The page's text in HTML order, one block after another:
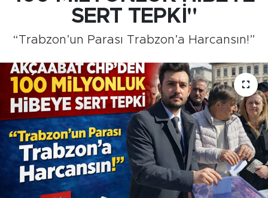
SERT TEPKİ"
“Trabzon’un Parası Trabzon’a Harcansın!”
Siyaset
Teknoloji
GURBETTEN SILAYA
Foto Galeri